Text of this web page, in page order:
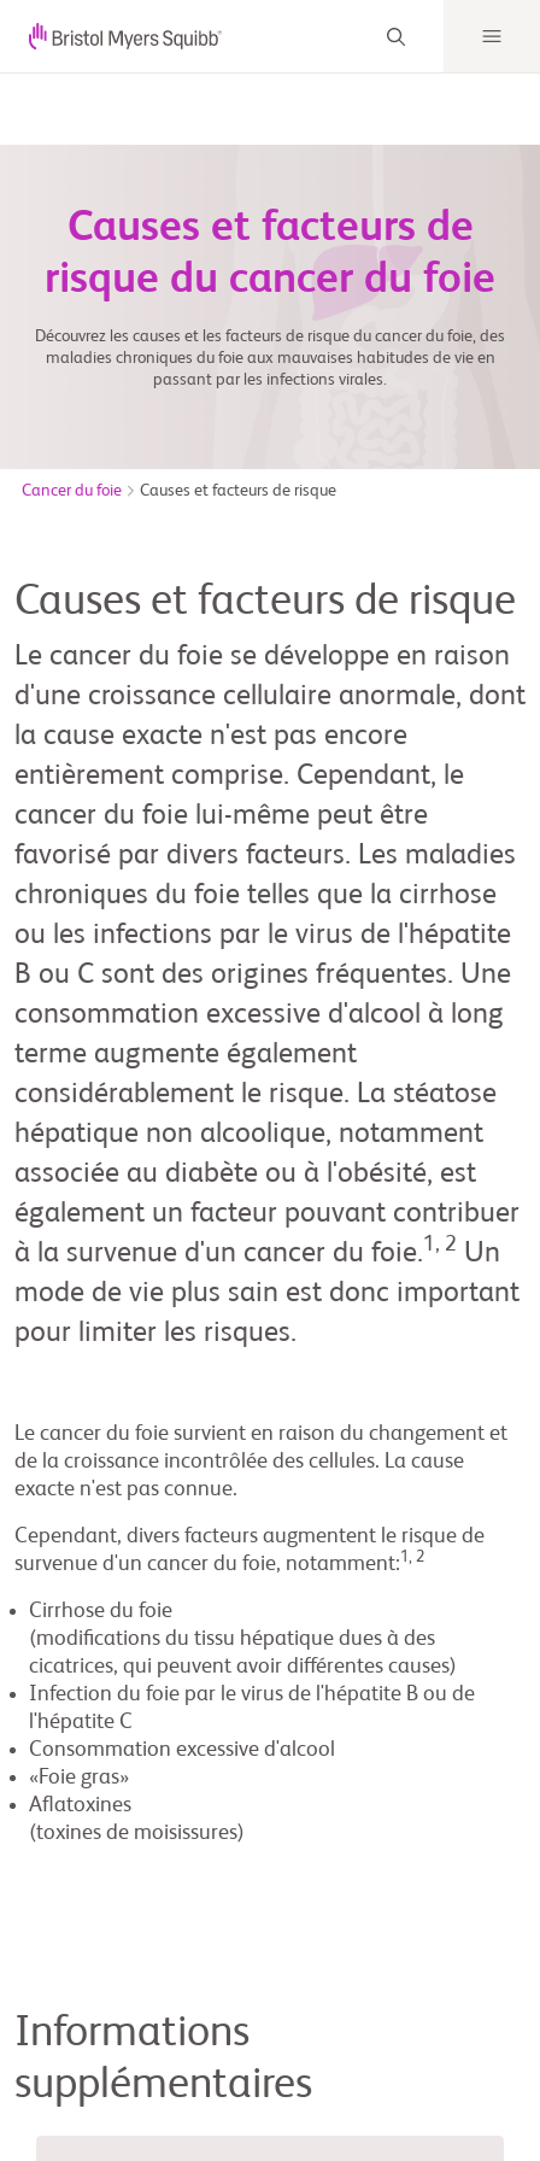
Causes et facteurs de
risque du cancer du foie
Découvrez les causes et les facteurs de risque du cancer du foie, des
maladies chroniques du foie aux mauvaises habitudes de vie en
passant par les infections virales.
Cancer du foie Causes et facteurs de risque
Causes et facteurs de risque
Le cancer du foie se développe en raison
d'une croissance cellulaire anormale, dont
la cause exacte n'est pas encore
entièrement comprise. Cependant, le
cancer du foie lui-même peut être
favorisé par divers facteurs. Les maladies
chroniques du foie telles que la cirrhose
ou les infections par le virus de l'hépatite
B ou C sont des origines fréquentes. Une
consommation excessive d'alcool à long
terme augmente également
considérablement le risque. La stéatose
hépatique non alcoolique, notamment
associée au diabète ou à l'obésité, est
également un facteur pouvant contribuer
à la survenue d'un cancer du foie.1, 2 Un
mode de vie plus sain est donc important
pour limiter les risques.
Le cancer du foie survient en raison du changement et
de la croissance incontrôlée des cellules. La cause
exacte n'est pas connue.
Cependant, divers facteurs augmentent le risque de
survenue d'un cancer du foie, notamment:1, 2
Cirrhose du foie
(modifications du tissu hépatique dues à des
cicatrices, qui peuvent avoir différentes causes)
Infection du foie par le virus de l'hépatite B ou de
l'hépatite C
Consommation excessive d'alcool
«Foie gras»
Aflatoxines
(toxines de moisissures)
Informations
supplémentaires